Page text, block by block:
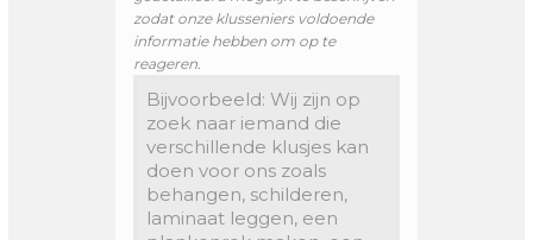
zodat onze klusseniers voldoende
informatie hebben om op te
reageren.